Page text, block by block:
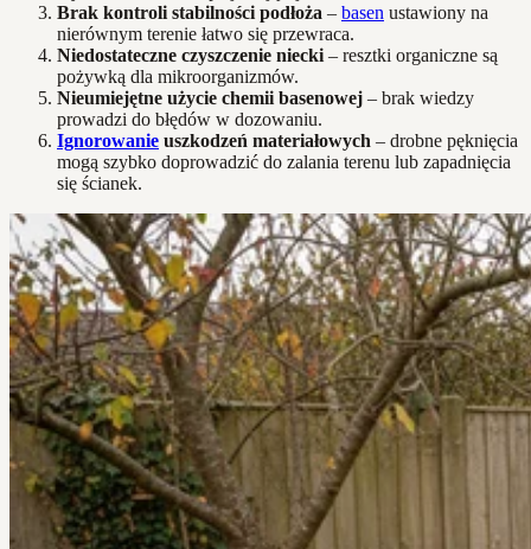
Brak kontroli stabilności podłoża – basen ustawiony na
nierównym terenie łatwo się przewraca.
Niedostateczne czyszczenie niecki – resztki organiczne są
pożywką dla mikroorganizmów.
Nieumiejętne użycie chemii basenowej – brak wiedzy
prowadzi do błędów w dozowaniu.
Ignorowanie uszkodzeń materiałowych – drobne pęknięcia
mogą szybko doprowadzić do zalania terenu lub zapadnięcia
się ścianek.